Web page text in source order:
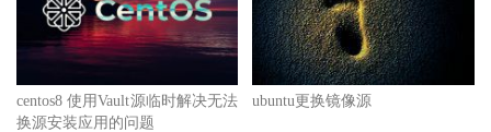
centos8 使用Vault源临时解决无法
换源安装应用的问题
ubuntu更换镜像源